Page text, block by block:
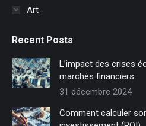
Art
Recent Posts
L’impact des crises
marchés financiers
31 décembre 2024
Comment calculer